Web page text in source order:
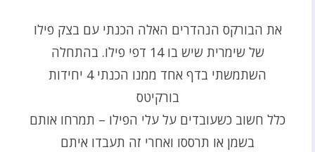
את הבורקס הנהדרים האלה הכנתי עם בצק פילו
של שימרית שיש בו 14 דפי פילו. בהתחלה
השתמשתי בדף אחד ממנו הכנתי 4 יחידות
בורקיטס
כלל חשוב כשעובדים על עלי הפילו – תמרחו אותם
בשמן או תרססו ואחרי זה תעבדו איתם